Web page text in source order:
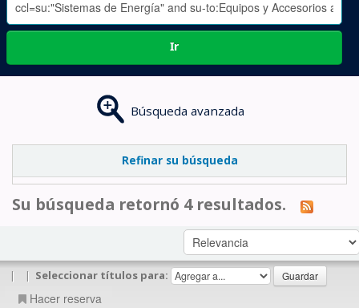
Ir
Búsqueda avanzada
Refinar su búsqueda
Su búsqueda retornó 4 resultados.
| | Seleccionar títulos para:
Hacer reserva